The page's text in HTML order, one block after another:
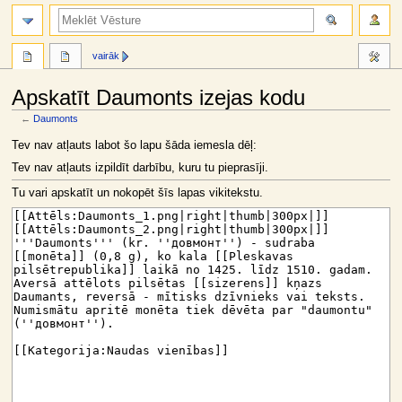
Apskatīt Daumonts izejas kodu
←Daumonts
Jump
to
navigation
Jump
to
search
Tev nav atļauts labot šo lapu šāda iemesla dēļ:
Tev nav atļauts izpildīt darbību, kuru tu pieprasīji.
Tu vari apskatīt un nokopēt šīs lapas vikitekstu.
vairāk
meklēt